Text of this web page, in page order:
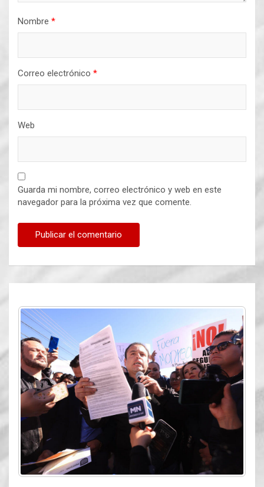
Nombre *
Correo electrónico *
Web
Guarda mi nombre, correo electrónico y web en este
navegador para la próxima vez que comente.